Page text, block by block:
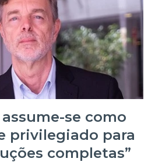
se como
privilegiado para
completas”